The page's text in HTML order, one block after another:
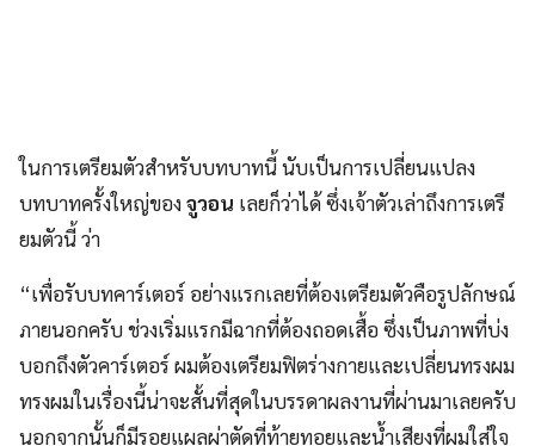
ในการเตรียมตัวสำหรับบทบาทนี้ นับเป็นการเปลี่ยนแปลง
บทบาทครั้งใหญ่ของจูวอน เลยก็ว่าได้ ซึ่งเจ้าตัวเล่าถึงการเตรี
ยมตัวนี้ ว่า
“เพื่อรับบทคาร์เตอร์ อย่างแรกเลยที่ต้องเตรียมตัวคือรูปลักษณ์
ภายนอกครับ ช่วงเริ่มแรกมีฉากที่ต้องถอดเสื้อ ซึ่งเป็นภาพที่บ่ง
บอกถึงตัวคาร์เตอร์ ผมต้องเตรียมฟิตร่างกายและเปลี่ยนทรงผม
ทรงผมในเรื่องนี้น่าจะสั้นที่สุดในบรรดาผลงานที่ผ่านมาเลยครับ
นอกจากนั้นก็มีรอยแผลผ่าตัดที่ท้ายทอยและน้ำเสียงที่ผมใส่ใจ